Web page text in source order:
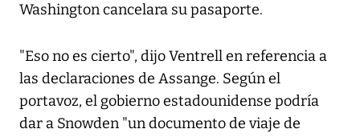
Washington cancelara su pasaporte.
"Eso no es cierto", dijo Ventrell en referencia a
las declaraciones de Assange. Según el
portavoz, el gobierno estadounidense podría
dar a Snowden "un documento de viaje de